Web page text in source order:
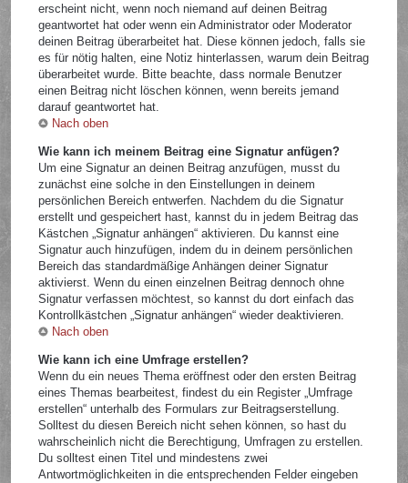
erscheint nicht, wenn noch niemand auf deinen Beitrag
geantwortet hat oder wenn ein Administrator oder Moderator
deinen Beitrag überarbeitet hat. Diese können jedoch, falls sie
es für nötig halten, eine Notiz hinterlassen, warum dein Beitrag
überarbeitet wurde. Bitte beachte, dass normale Benutzer
einen Beitrag nicht löschen können, wenn bereits jemand
darauf geantwortet hat.
Nach oben
Wie kann ich meinem Beitrag eine Signatur anfügen?
Um eine Signatur an deinen Beitrag anzufügen, musst du
zunächst eine solche in den Einstellungen in deinem
persönlichen Bereich entwerfen. Nachdem du die Signatur
erstellt und gespeichert hast, kannst du in jedem Beitrag das
Kästchen „Signatur anhängen“ aktivieren. Du kannst eine
Signatur auch hinzufügen, indem du in deinem persönlichen
Bereich das standardmäßige Anhängen deiner Signatur
aktivierst. Wenn du einen einzelnen Beitrag dennoch ohne
Signatur verfassen möchtest, so kannst du dort einfach das
Kontrollkästchen „Signatur anhängen“ wieder deaktivieren.
Nach oben
Wie kann ich eine Umfrage erstellen?
Wenn du ein neues Thema eröffnest oder den ersten Beitrag
eines Themas bearbeitest, findest du ein Register „Umfrage
erstellen“ unterhalb des Formulars zur Beitragserstellung.
Solltest du diesen Bereich nicht sehen können, so hast du
wahrscheinlich nicht die Berechtigung, Umfragen zu erstellen.
Du solltest einen Titel und mindestens zwei
Antwortmöglichkeiten in die entsprechenden Felder eingeben